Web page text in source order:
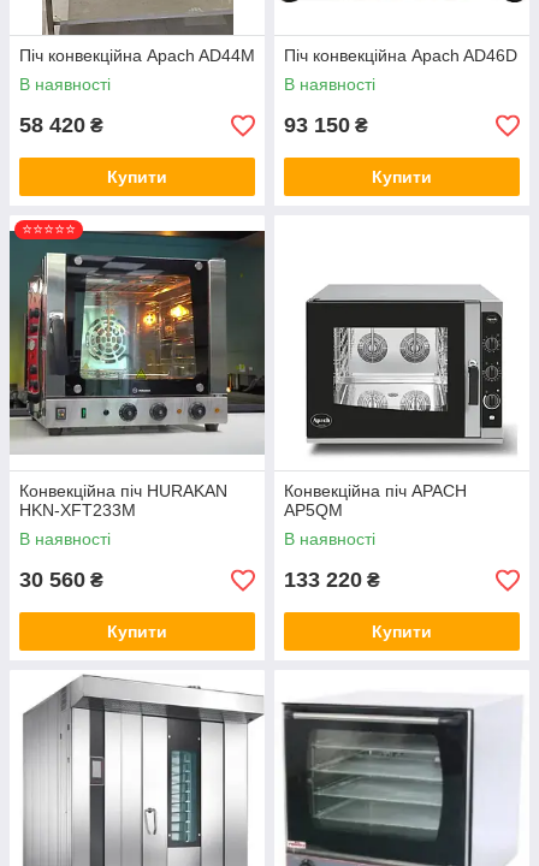
Піч конвекційна Apach AD44M
В наявності
58 420 ₴
Купити
Піч конвекційна Apach AD46D
В наявності
93 150 ₴
Купити
⭐⭐⭐⭐⭐
Конвекційна піч HURAKAN
HKN-XFT233M
В наявності
30 560 ₴
Купити
Конвекційна піч APACH
AP5QM
В наявності
133 220 ₴
Купити